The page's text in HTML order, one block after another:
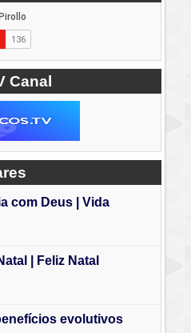
Canal
com Deus | Vida
| Feliz Natal
evolutivos